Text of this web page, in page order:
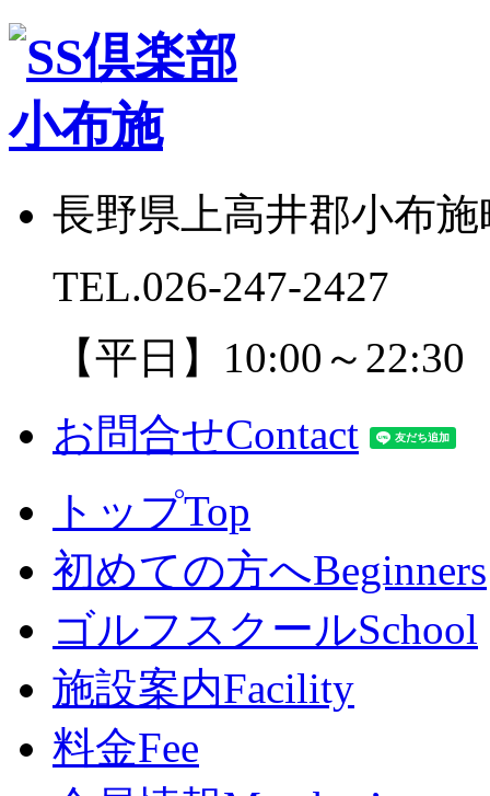
長野県上高井郡小布施
TEL.026-247-2427
【平日】10:00～
お問合せContact
トップTop
初めての方へBeginners
ゴルフスクールSchool
施設案内Facility
料金Fee